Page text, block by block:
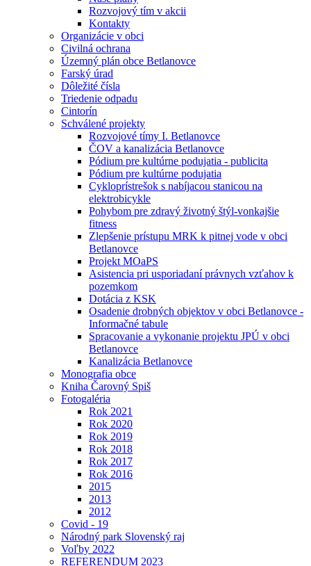
Rozvojový tím v akcii
Kontakty
Organizácie v obci
Civilná ochrana
Územný plán obce Betlanovce
Farský úrad
Dôležité čísla
Triedenie odpadu
Cintorín
Schválené projekty
Rozvojové tímy I. Betlanovce
ČOV a kanalizácia Betlanovce
Pódium pre kultúrne podujatia - publicita
Pódium pre kultúrne podujatia
Cykloprístrešok s nabíjacou stanicou na
elektrobicykle
Pohybom pre zdravý životný štýl-vonkajšie
fitness
Zlepšenie prístupu MRK k pitnej vode v obci
Betlanovce
Projekt MOaPS
Asistencia pri usporiadaní právnych vzťahov k
pozemkom
Dotácia z KSK
Osadenie drobných objektov v obci Betlanovce -
Informačné tabule
Spracovanie a vykonanie projektu JPÚ v obci
Betlanovce
Kanalizácia Betlanovce
Monografia obce
Kniha Čarovný Spiš
Fotogaléria
Rok 2021
Rok 2020
Rok 2019
Rok 2018
Rok 2017
Rok 2016
2015
2013
2012
Covid - 19
Národný park Slovenský raj
Voľby 2022
REFERENDUM 2023